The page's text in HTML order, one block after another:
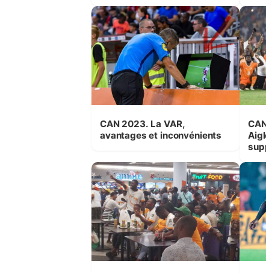
CAN 2023. La VAR,
avantages et inconvénients